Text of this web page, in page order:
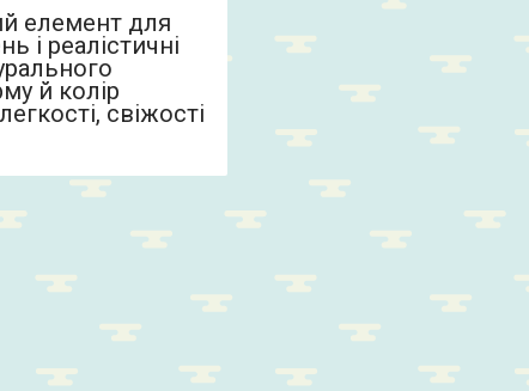
елемент для
і реалістичні
й колір
свіжості